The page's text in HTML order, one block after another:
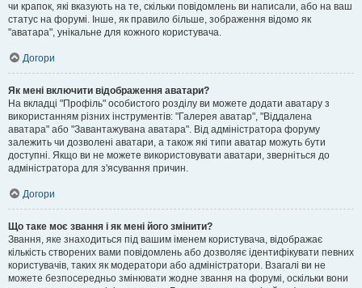
чи крапок, які вказують на те, скільки повідомлень ви написали, або на ваш
статус на форумі. Інше, як правило більше, зображення відомо як
"аватара", унікальне для кожного користувача.
Догори
Як мені включити відображення аватари?
На вкладці "Профіль" особистого розділу ви можете додати аватару з
використанням різних інструментів: "Галерея аватар", "Віддалена
аватара" або "Завантажувана аватара". Від адміністратора форуму
залежить чи дозволені аватари, а також які типи аватар можуть бути
доступні. Якщо ви не можете використовувати аватари, зверніться до
адміністратора для з'ясування причин.
Догори
Що таке моє звання і як мені його змінити?
Звання, яке знаходиться під вашим іменем користувача, відображає
кількість створених вами повідомлень або дозволяє ідентифікувати певних
користувачів, таких як модератори або адміністратори. Взагалі ви не
можете безпосередньо змінювати жодне звання на форумі, оскільки вони